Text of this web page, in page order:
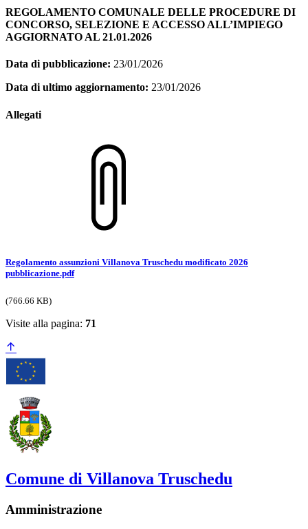
REGOLAMENTO COMUNALE DELLE PROCEDURE DI
CONCORSO, SELEZIONE E ACCESSO ALL’IMPIEGO
AGGIORNATO AL 21.01.2026
Data di pubblicazione: 23/01/2026
Data di ultimo aggiornamento: 23/01/2026
Allegati
Regolamento assunzioni Villanova Truschedu modificato 2026
pubblicazione.pdf
(766.66 KB)
Visite alla pagina: 71
Comune di Villanova Truschedu
Amministrazione